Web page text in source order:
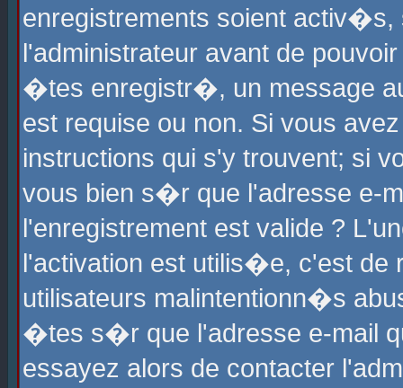
enregistrements soient
l'administrateur avant de
�tes enregistr�, un message
est requise ou non. Si vous
instructions qui s'y trouvent; si
vous bien s�r que l'adresse e-
l'enregistrement est valide ?
l'activation est utilis�e, c'est
utilisateurs malintentionn�s
�tes s�r que l'adresse e-mail
essayez alors de contacter